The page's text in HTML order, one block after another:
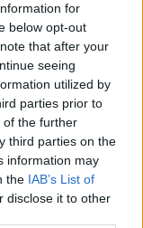
for
below opt-out
that after your
seeing
utilized by
parties prior to
of the further
third parties on the
information may
the IAB’s List of
disclose it to other